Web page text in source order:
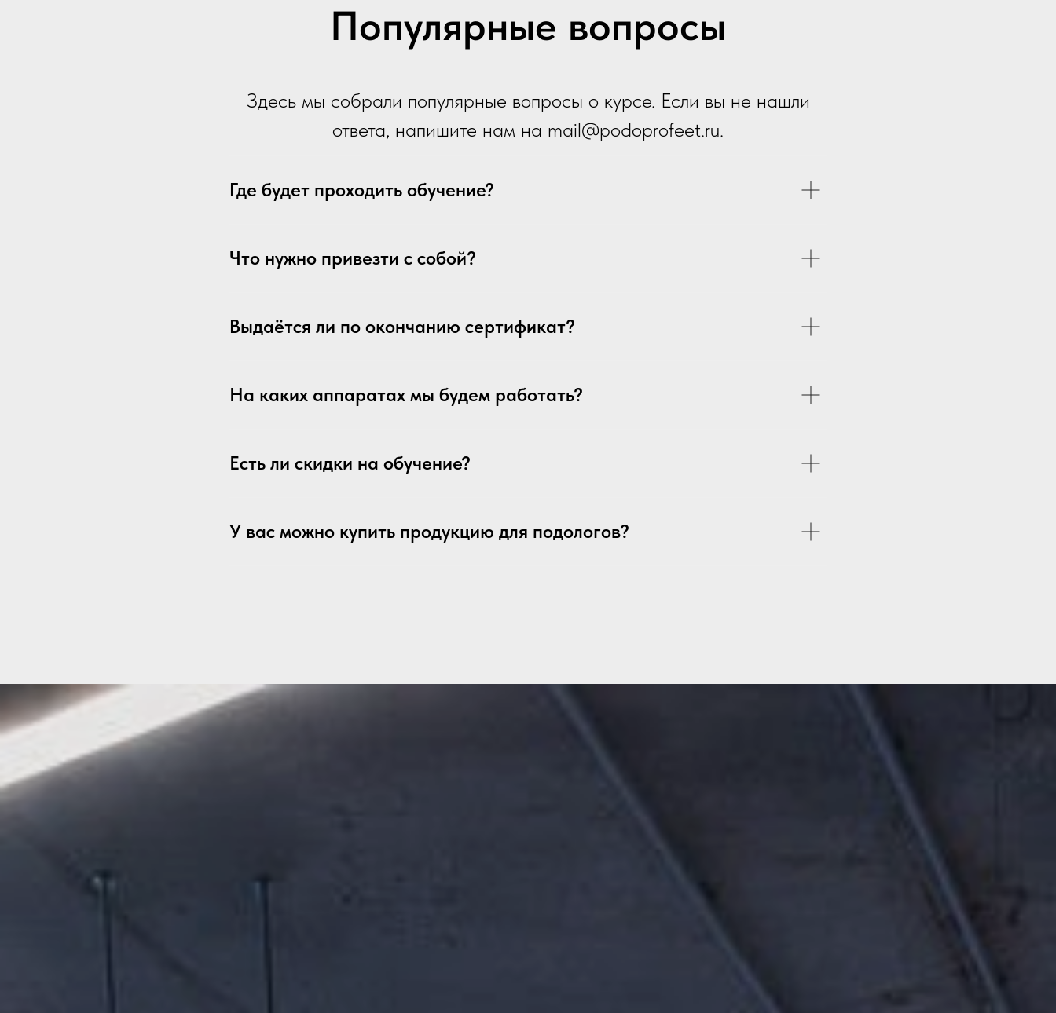
Популярные вопросы
Здесь мы собрали популярные вопросы о курсе. Если вы не нашли
ответа, напишите нам на mail@podoprofeet.ru.
Где будет проходить обучение?
Что нужно привезти с собой?
Выдаётся ли по окончанию сертификат?
На каких аппаратах мы будем работать?
Есть ли скидки на обучение?
У вас можно купить продукцию для подологов?